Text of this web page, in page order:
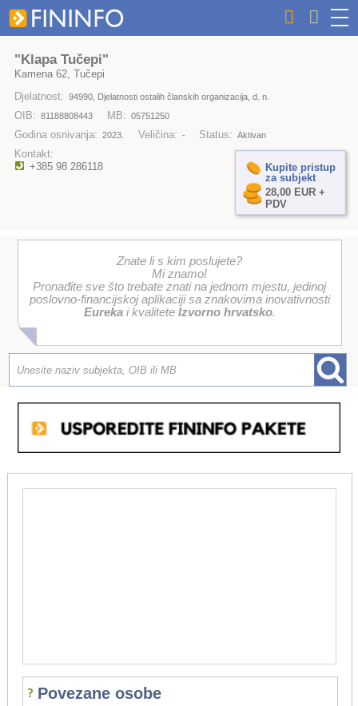
"Klapa Tučepi"
Kamena 62, Tučepi
Djelatnost: 94990, Djelatnosti ostalih članskih organizacija, d. n.
OIB: 81188808443 MB: 05751250
Godina osnivanja: 2023. Veličina: - Status: Aktivan
Kontakt:
+385 98 286118
Kupite pristup
za subjekt
28,00 EUR +
PDV
Znate li s kim poslujete?
Mi znamo!
Pronađite sve što trebate znati na jednom mjestu, jedinoj
poslovno-financijskoj aplikaciji sa znakovima inovativnosti
Eurekai kvalitete Izvorno hrvatsko.
Povezane osobe